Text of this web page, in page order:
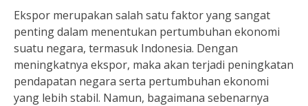
Ekspor merupakan salah satu faktor yang sangat
penting dalam menentukan pertumbuhan ekonomi
suatu negara, termasuk Indonesia. Dengan
meningkatnya ekspor, maka akan terjadi peningkatan
pendapatan negara serta pertumbuhan ekonomi
yang lebih stabil. Namun, bagaimana sebenarnya